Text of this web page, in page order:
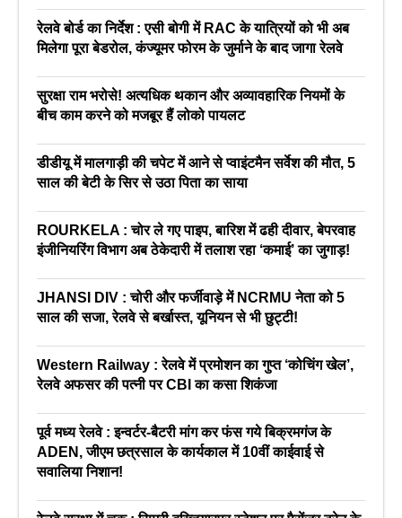
रेलवे बोर्ड का निर्देश : एसी बोगी में RAC के यात्रियों को भी अब
मिलेगा पूरा बेडरोल, कंज्यूमर फोरम के जुर्माने के बाद जागा रेलवे
सुरक्षा राम भरोसे! अत्यधिक थकान और अव्यावहारिक नियमों के
बीच काम करने को मजबूर हैं लोको पायलट
डीडीयू में मालगाड़ी की चपेट में आने से प्वाइंटमैन सर्वेश की मौत, 5
साल की बेटी के सिर से उठा पिता का साया
ROURKELA : चोर ले गए पाइप, बारिश में ढही दीवार, बेपरवाह
इंजीनियरिंग विभाग अब ठेकेदारी में तलाश रहा ‘कमाई’ का जुगाड़!
JHANSI DIV : चोरी और फर्जीवाड़े में NCRMU नेता को 5
साल की सजा, रेलवे से बर्खास्त, यूनियन से भी छुट्टी!
Western Railway : रेलवे में प्रमोशन का गुप्त ‘कोचिंग खेल’,
रेलवे अफसर की पत्नी पर CBI का कसा शिकंजा
पूर्व मध्य रेलवे : इन्वर्टर-बैटरी मांग कर फंस गये बिक्रमगंज के
ADEN, जीएम छत्रसाल के कार्यकाल में 10वीं काईवाई से
सवालिया निशान!